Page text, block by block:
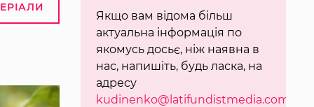
Якщо вам відома більш
актуальна інформація по
якомусь досьє, ніж наявна в
нас, напишіть, будь ласка, на
адресу
kudinenko@latifundistmedia.com